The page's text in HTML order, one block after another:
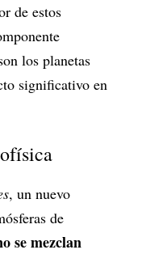
de estos
los planetas
significativo en
, un nuevo
de
se mezclan